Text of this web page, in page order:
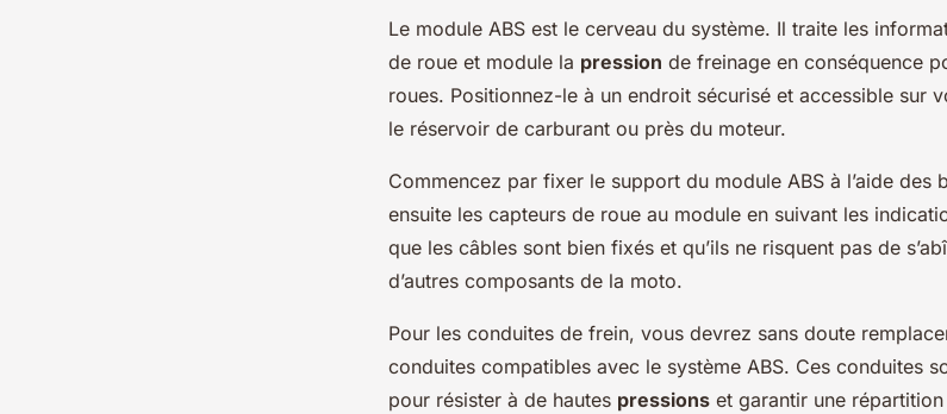
Le module ABS est le cerveau du système. Il traite les
de roue et module la pression de freinage en conséquence
roues. Positionnez-le à un endroit sécurisé et accessible sur
le réservoir de carburant ou près du moteur.
Commencez par fixer le support du module ABS à l’aide des
ensuite les capteurs de roue au module en suivant les
que les câbles sont bien fixés et qu’ils ne risquent pas de
d’autres composants de la moto.
Pour les conduites de frein, vous devrez sans doute
conduites compatibles avec le système ABS. Ces conduites
pour résister à de hautes pressions et garantir une